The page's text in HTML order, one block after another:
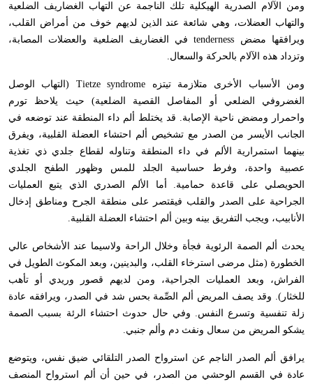
ومن الآلام الصدرية الهيكلية تلك الناجمة عن التهاب الغضاريف الضلعية
والتهاب العضلات، وهي شائعة عند الذين لديهم خوف من أمراض القلب،
ويرافقها مضض tendernessفي الغضاريف الضلعية والعضلات المصابة،
وتزداد هذه الآلام بالحركة والسعال.
ومن الأسباب الأخرى متلازمة تيتزه Tietze syndrome (التهاب الوصل
الغضروفي الضلعي أو المفاصل القصية الضلعية) حيث يلاحظ تورم
واحمرار ومضض ناحية الإصابة. قد يختلط ألم داء المنطقة عند توضعه في
الجانب الأيسر من الصدر مع تشخيص ألم احتشاء العضلة القلبية، ويفرق
بينهما استمرارية الألم في داء المنطقة وتناوله لقطاع جلدي ذي تغذية
عصبية واحدة، وفرط حساسية الجلد للمس وظهور الطفح الجلدي
الحويصلي على قاعدة حمامية. أما الألم الصدري الذي يتبع العمليات
الجراحية على الصدر والقلب فيقتصر على منطقة الجرح ومناطق إدخال
الأنابيب، ويجب التفريق بينه وبين ألم احتشاء العضلة القلبية.
يحدث ألم الصمة الرئوية فجأة وخلال الراحة ولاسيما عند الأشخاص عالي
الخطورة (مثل مرضى استرخاء القلب، والبدينين، وبعد المكوث الطويل في
الفراش، وبعد العمليات الجراحية، ومن لديهم قصور وريدي أو تأهب
للخثار). وقد يصف المريض ألم الصِّمة بحس شد في الصدر، ويرافقه عادة
زلة تنفسية وتسرع النفس. وفي حال حدوث احتشاء الرئة بسبب الصمة
يشكو المريض من سعال ونفث دم وألم جنبي.
يرافق ألم الصدر الناجم عن استرواح الصدر التلقائي ضيق نفس، ويتوضع
عادة في القسم الوحشي من الصدر، في حين أن ألم استرواح المنصف